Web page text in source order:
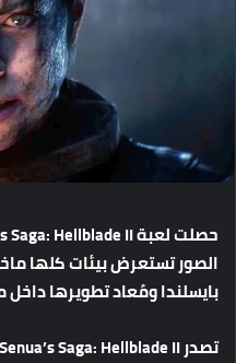
حصلتلعبة
الصورتستعرضبيئاتكلها
بايسلنداومُعادتطويرهاداخل
تصدر